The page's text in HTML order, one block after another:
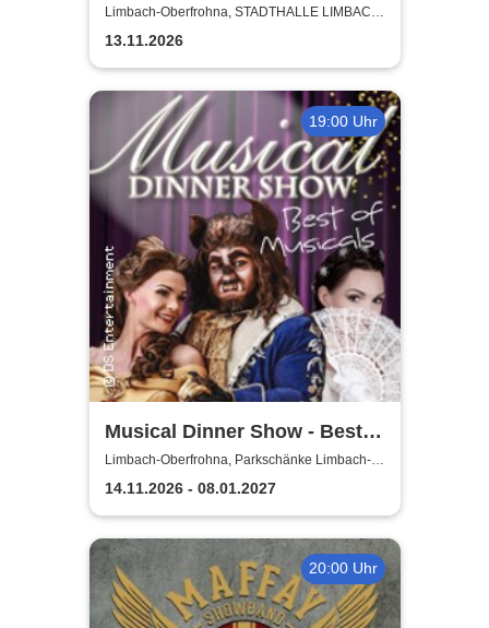
Kristina vom Dorf und Jörg
Färber
Limbach-Oberfrohna, STADTHALLE LIMBACH-
OBERFROHNA
13.11.2026
19:00 Uhr
Musical Dinner Show - Best
of Musicals
Limbach-Oberfrohna, Parkschänke Limbach-
Oberfrohna
14.11.2026 - 08.01.2027
20:00 Uhr